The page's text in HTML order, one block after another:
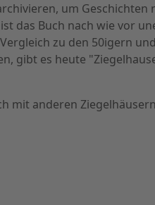
um Geschichten
das Buch nach wie vor
zu den 50igern
gibt es heute
mit anderen